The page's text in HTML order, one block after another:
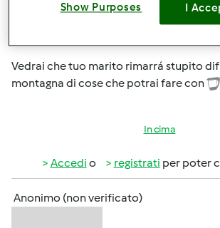
Vedrai che tuo marito rimarrá stupito
montagna di cose che potrai fare con
In cima
Accedi o registrati per poter
Anonimo (non verificato)
Show Purposes I